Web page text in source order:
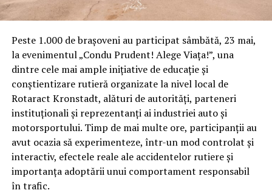
Peste 1.000 de brașoveni au participat sâmbătă, 23 mai,
la evenimentul „Condu Prudent! Alege Viața!”, una
dintre cele mai ample inițiative de educație și
conștientizare rutieră organizate la nivel local de
Rotaract Kronstadt, alături de autorități, parteneri
instituționali și reprezentanți ai industriei auto și
motorsportului. Timp de mai multe ore, participanții au
avut ocazia să experimenteze, într-un mod controlat și
interactiv, efectele reale ale accidentelor rutiere și
importanța adoptării unui comportament responsabil
în trafic.